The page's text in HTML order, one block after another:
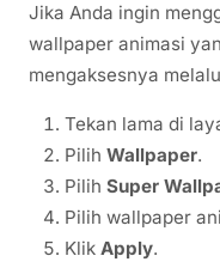
Jika Anda ingin
wallpaper animasi
mengaksesnya
Tekan lama di
Pilih Wallpaper.
Pilih Super
Pilih wallpaper
Klik Apply.